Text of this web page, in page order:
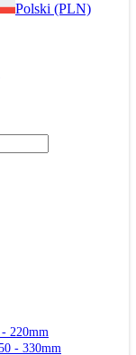
Polski (PLN)
220mm
- 330mm